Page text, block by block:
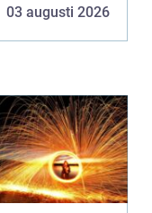
03 augusti 2026